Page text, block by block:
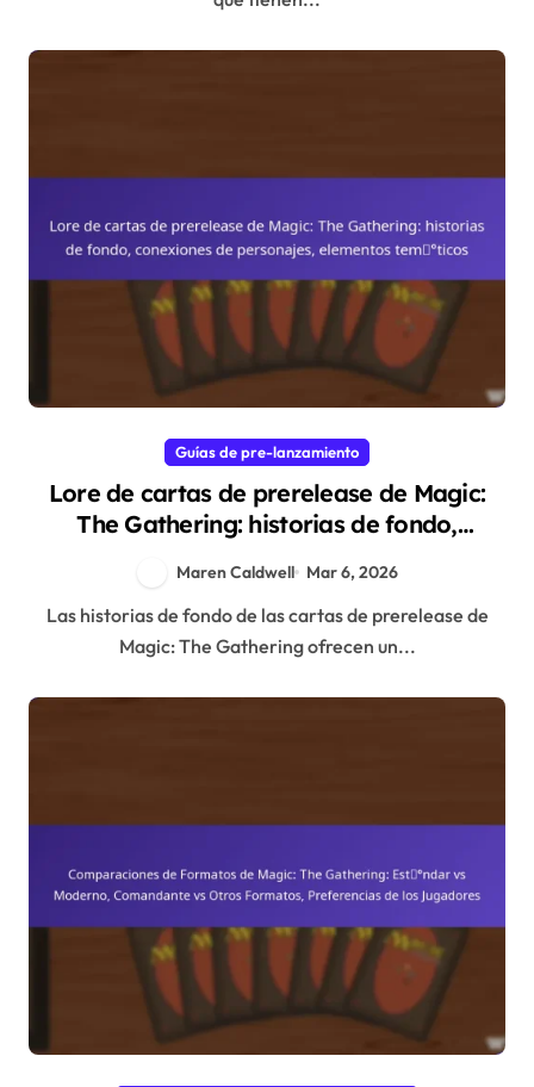
Guías de pre-lanzamiento
Lore de cartas de prerelease de Magic:
The Gathering: historias de fondo,
temáticos
Maren Caldwell Mar 6, 2026
Las historias de fondo de las cartas de prerelease de
Magic: The Gathering ofrecen un...